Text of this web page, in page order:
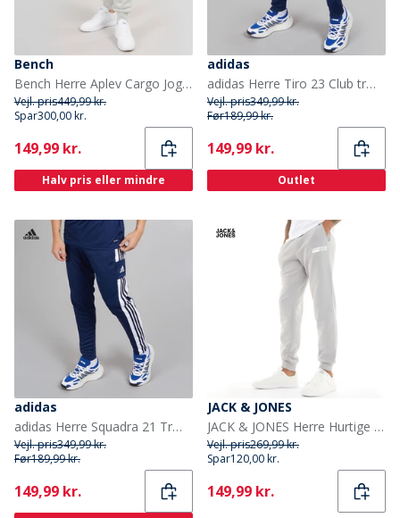
Bench
Bench Herre Aplev Cargo Joggingbukser Frost Grå
Vejl. pris449,99 kr.
Spar300,00 kr.
Current
149,99 kr.
Halv pris eller mindre
adidas
adidas Herre Tiro 23 Club træningsbukser Team Navy/Hvid
Vejl. pris349,99 kr.
Før189,99 kr.
Current
149,99 kr.
Outlet
adidas
adidas Herre Squadra 21 Træningsbukser Navy/Hvid
Vejl. pris349,99 kr.
Før189,99 kr.
Current
149,99 kr.
JACK & JONES
JACK & JONES Herre Hurtige Joggingbukser Legering
Vejl. pris269,99 kr.
Spar120,00 kr.
Current
149,99 kr.